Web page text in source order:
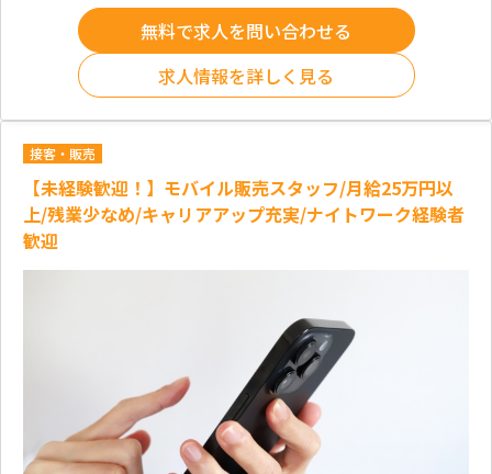
無料で求人を問い合わせる
求人情報を詳しく見る
接客・販売
【未経験歓迎！】モバイル販売スタッフ/月給25万円以
上/残業少なめ/キャリアアップ充実/ナイトワーク経験者
歓迎